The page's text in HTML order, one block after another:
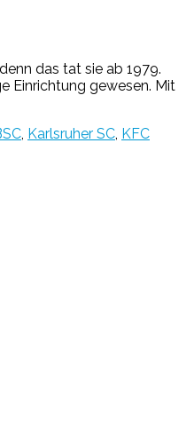
das tat sie ab 1979.
Einrichtung gewesen. Mit
Karlsruher SC KFC